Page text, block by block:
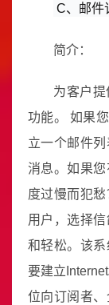
C、邮件
简介：
为客户
功能。 如果
立一个邮件
消息。如果
度过慢而犯
用户，选择
和轻松。该
要建立
位向订阅者